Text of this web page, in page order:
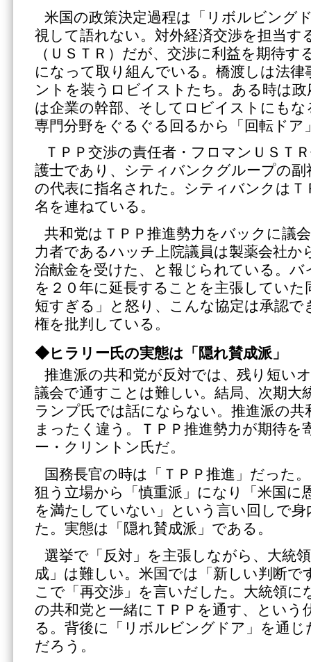
米国の政策決定過程は「リボルビング
視して語れない。対外経済交渉を担当す
（ＵＳＴＲ）だが、交渉に利益を期待す
になって取り組んでいる。橋渡しは法
ントを装うロビイストたち。ある時は
は企業の幹部、そしてロビイストにも
専門分野をぐるぐる回るから「回転ドア
ＴＰＰ交渉の責任者・フロマンＵＳＴ
護士であり、シティバンクグループの副
の代表に指名された。シティバンクはＴ
名を連ねている。
共和党はＴＰＰ推進勢力をバックに議
力者であるハッチ上院議員は製薬会社か
治献金を受けた、と報じられている。バ
を２０年に延長することを主張していた
短すぎる」と怒り、こんな協定は承認
権を批判している。
◆ヒラリー氏の実態は「隠れ賛成派」
推進派の共和党が反対では、残り短い
議会で通すことは難しい。結局、次期大
ランプ氏では話にならない。推進派の共
まったく違う。ＴＰＰ推進勢力が期待を
ー・クリントン氏だ。
国務長官の時は「ＴＰＰ推進」だった
狙う立場から「慎重派」になり「米国に
を満たしていない」という言い回しで
た。実態は「隠れ賛成派」である。
選挙で「反対」を主張しながら、大統
成」は難しい。米国では「新しい判断で
こで「再交渉」を言いだした。大統領に
の共和党と一緒にＴＰＰを通す、という
る。背後に「リボルビングドア」を通
だろう。